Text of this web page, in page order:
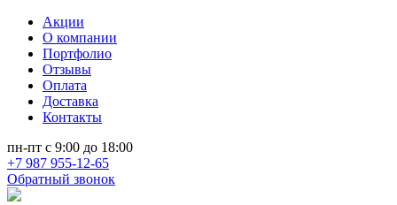
Акции
О компании
Портфолио
Отзывы
Оплата
Доставка
Контакты
пн-пт с 9:00 до 18:00
+7 987 955-12-65
Обратный звонок